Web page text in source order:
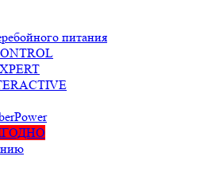
питания